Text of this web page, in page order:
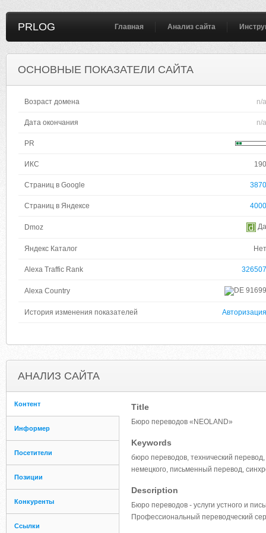
PRLOG Главная Анализ сайта
ОСНОВНЫЕ ПОКАЗАТЕЛИ САЙТА
Возраст домена n/a
Дата окончания n/a
PR
ИКС 190
Страниц в Google 3870
Страниц в Яндексе 4000
Dmoz Да
Яндекс Каталог Нет
Alexa Traffic Rank 326507
Alexa Country 91699
История изменения показателей Авторизация
АНАЛИЗ САЙТА
Контент
Информер
Посетители
Позиции
Конкуренты
Ссылки
Title
Бюро переводов «NEOLAND»
Keywords
бюро переводов, технический
немецкого, письменный перевод,
Description
Бюро переводов - услуги устного и
Профессиональный переводческий